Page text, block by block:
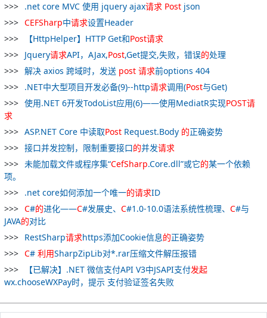
.net core MVC 使用 jquery ajax请求 Post json
CEFSharp中请求设置Header
【HttpHelper】HTTP Get和Post请求
Jquery请求API，AJax,Post,Get提交,失败，错误的处理
解决 axios 跨域时，发送 post 请求前options 404
.NET中大型项目开发必备(9)--http请求调用(Post与Get)
使用.NET 6开发TodoList应用(6)——使用MediatR实现POST请
求
ASP.NET Core 中读取Post Request.Body 的正确姿势
接口并发控制，限制重要接口的并发请求
未能加载文件或程序集“CefSharp.Core.dll”或它的某一个依赖
项。
.net core如何添加一个唯一的请求ID
C#的进化——C#发展史、 C#1.0-10.0语法系统性梳理、 C#与
JAVA的对比
RestSharp请求https添加Cookie信息的正确姿势
C# 利用SharpZipLib对*.rar压缩文件解压报错
【已解决】.NET 微信支付API V3中JSAPI支付发起
wx.chooseWXPay时，提示 支付验证签名失败